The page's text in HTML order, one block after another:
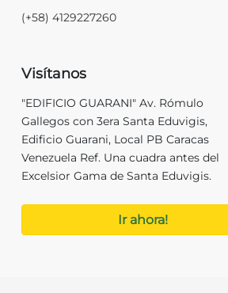
(+58) 4129227260
Visítanos
"EDIFICIO GUARANI" Av. Rómulo
Gallegos con 3era Santa Eduvigis,
Edificio Guarani, Local PB Caracas
Venezuela Ref. Una cuadra antes del
Excelsior Gama de Santa Eduvigis.
Ir ahora!